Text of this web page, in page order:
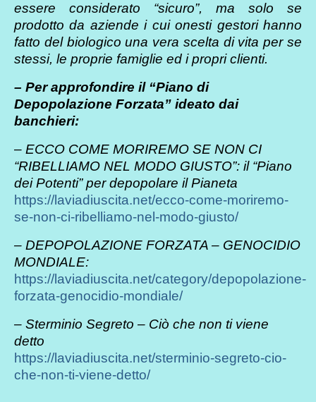
essere considerato “sicuro”, ma solo se
prodotto da aziende i cui onesti gestori hanno
fatto del biologico una vera scelta di vita per se
stessi, le proprie famiglie ed i propri clienti.
– Per approfondire il “Piano di
Depopolazione Forzata” ideato dai
banchieri:
– ECCO COME MORIREMO SE NON CI
“RIBELLIAMO NEL MODO GIUSTO”: il “Piano
dei Potenti” per depopolare il Pianeta
https://laviadiuscita.net/ecco-come-moriremo-
se-non-ci-ribelliamo-nel-modo-giusto/
– DEPOPOLAZIONE FORZATA – GENOCIDIO
MONDIALE:
https://laviadiuscita.net/category/depopolazione-
forzata-genocidio-mondiale/
– Sterminio Segreto – Ciò che non ti viene
detto
https://laviadiuscita.net/sterminio-segreto-cio-
che-non-ti-viene-detto/